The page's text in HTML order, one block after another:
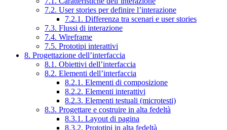
7.2. User stories per definire l’interazione
7.2.1. Differenza tra scenari e user stories
7.3. Flussi di interazione
7.4. Wireframe
7.5. Prototipi interattivi
8. Progettazione dell’interfaccia
8.1. Obiettivi dell’interfaccia
8.2. Elementi dell’interfaccia
8.2.1. Elementi di composizione
8.2.2. Elementi interattivi
8.2.3. Elementi testuali (microtesti)
8.3. Progettare e costruire in alta fedeltà
8.3.1. Layout di pagina
8.3.2. Prototipi in alta fedeltà